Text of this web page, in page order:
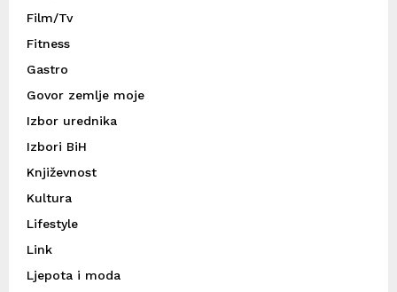
Film/Tv
Fitness
Gastro
Govor zemlje moje
Izbor urednika
Izbori BiH
Književnost
Kultura
Lifestyle
Link
Ljepota i moda